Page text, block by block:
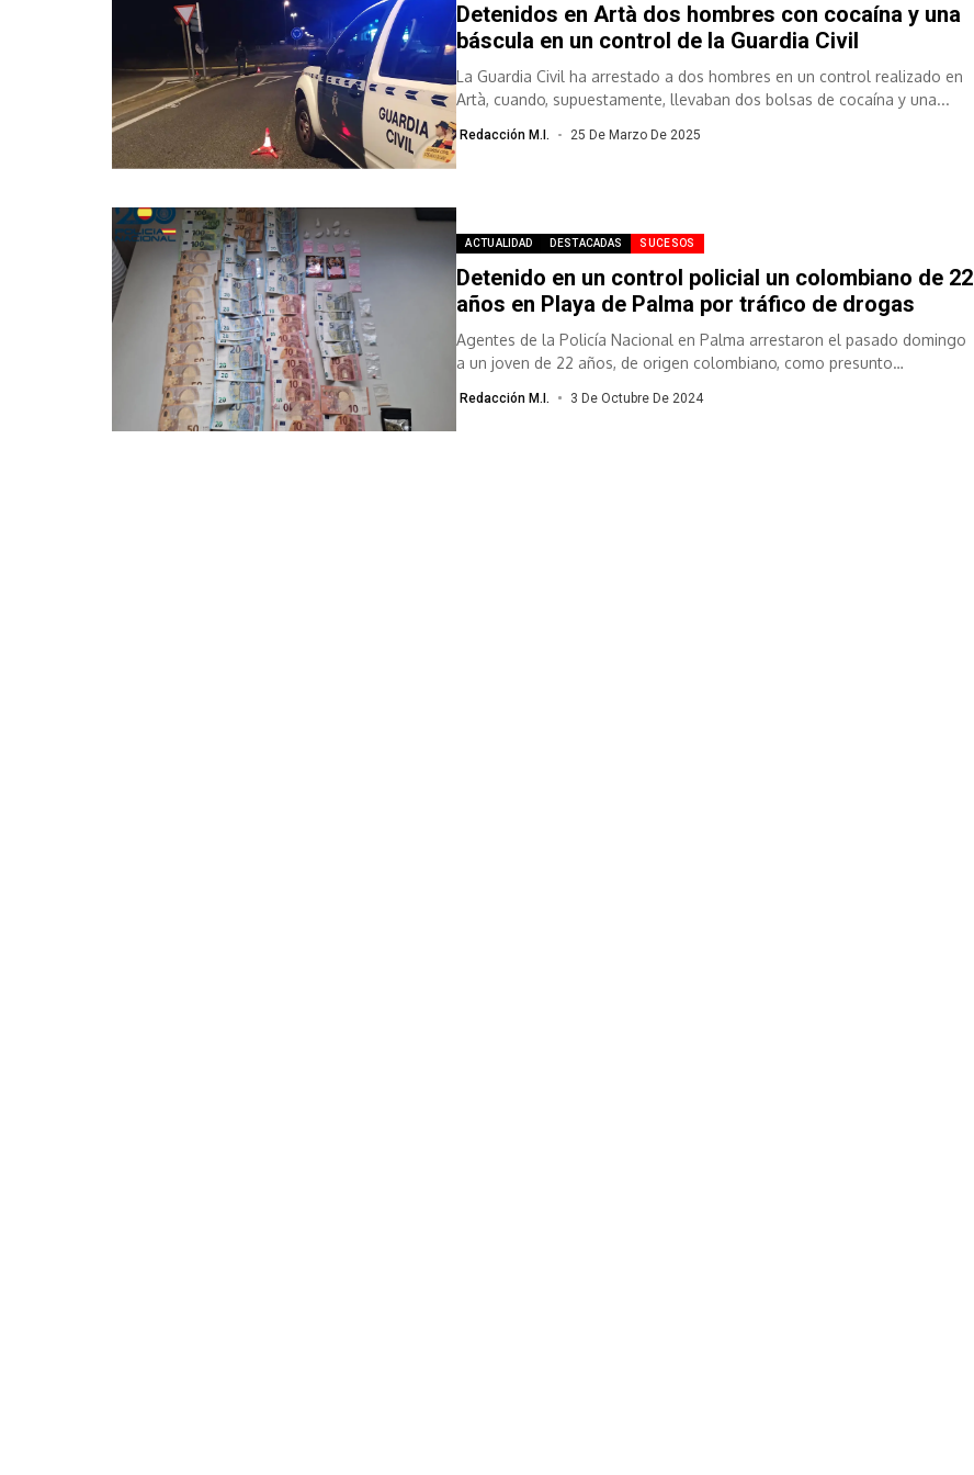
Detenidos en Artà dos hombres con cocaína y una
báscula en un control de la Guardia Civil
La Guardia Civil ha arrestado a dos hombres en un control realizado en
Artà, cuando, supuestamente, llevaban dos bolsas de cocaína y una...
Redacción M.I. 25 De Marzo De 2025
ACTUALIDAD DESTACADAS SUCESOS
Detenido en un control policial un colombiano de 22
años en Playa de Palma por tráfico de drogas
Agentes de la Policía Nacional en Palma arrestaron el pasado domingo
a un joven de 22 años, de origen colombiano, como presunto
Redacción M.I. 3 De Octubre De 2024